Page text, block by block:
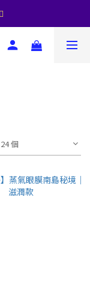
個